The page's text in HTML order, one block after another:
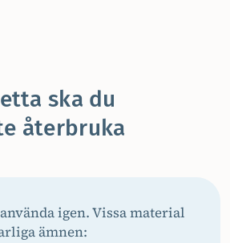
ska du
återbruka
igen. Vissa material
ämnen: